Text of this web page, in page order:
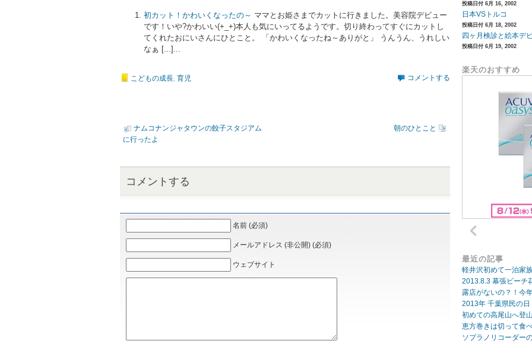
初カット！かわいくなったの～ ママとお姫さまでカットに行きました。美容院デビュー
です！いや?かわいい(+_+)本人も気にいってるようです。切り終わってすぐにカットし
てくれたおにいさんにひとこと。 「かわいくなったね～ありがと」 うんうん、うれしい
なぁ [...]...
こどもの成長, 育児 コメントする
ナムコナンジャタウンの餃子スタジアム
に行ったよ
朝のひとこと
コメントする
名前 (必須)
メールアドレス (非公開) (必須)
ウェブサイト
投稿日付 6月 16, 2002
日本VSトルコ
投稿日付 6月 18, 2002
四ヶ月検診と絵本デ
投稿日付 6月 19, 2002
楽天のおすすめ
最近の記事
軽井沢初めて一泊家
2013.8.3 幕張ビーチ
露店がないの？！今
2013年 千葉県民の
初めての高尾山へ登
恵方巻きは切って食
ソプラノリコーダー